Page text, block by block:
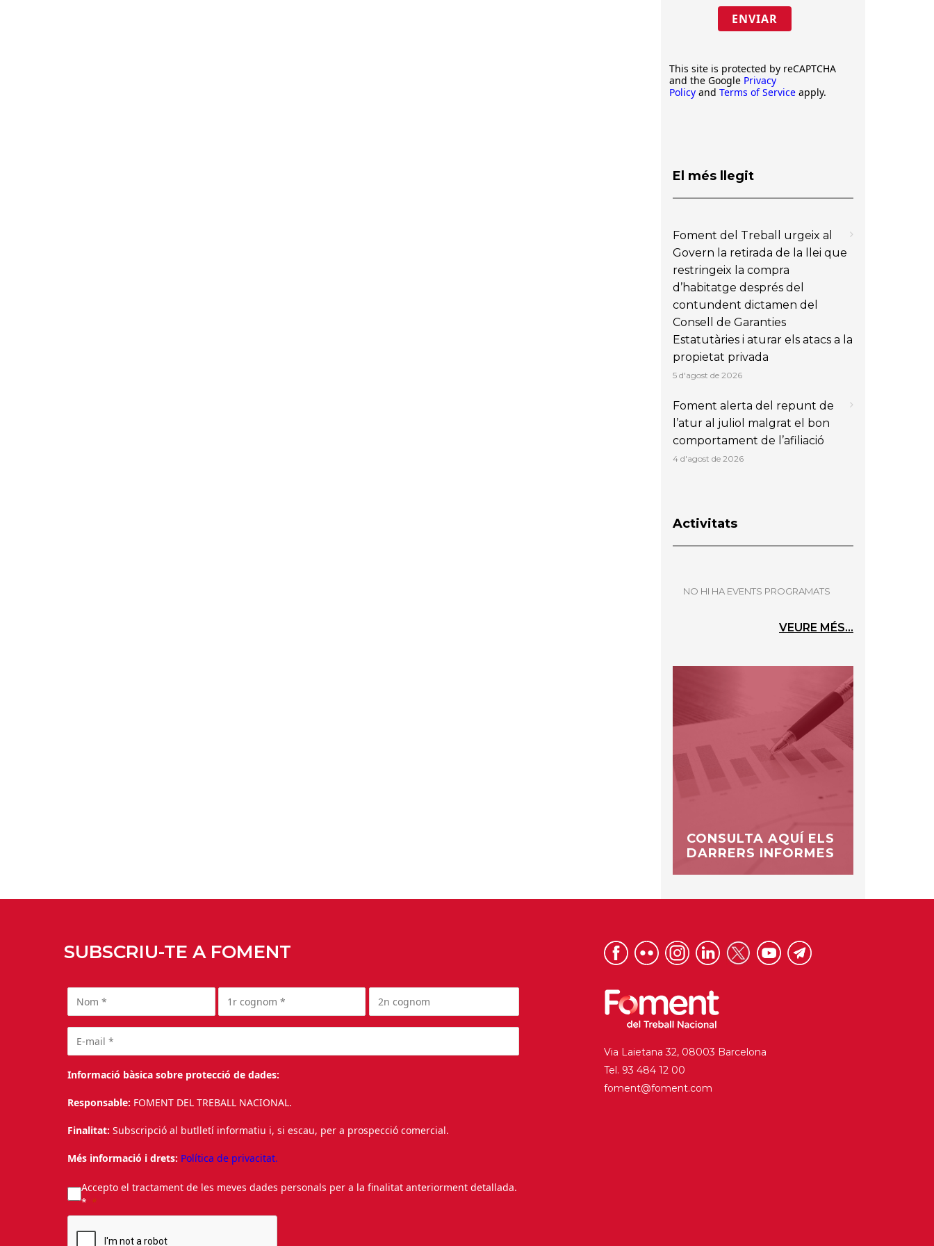
ENVIAR
This site is protected by reCAPTCHA
and the Google Privacy
Policy and Terms of Service apply.
El més llegit
Foment del Treball urgeix al
Govern la retirada de la llei que
restringeix la compra
d’habitatge després del
contundent dictamen del
Consell de Garanties
Estatutàries i aturar els atacs a la
propietat privada
5 d'agost de 2026
Foment alerta del repunt de
l’atur al juliol malgrat el bon
comportament de l’afiliació
4 d'agost de 2026
Activitats
NO HI HA EVENTS PROGRAMATS
VEURE MÉS...
CONSULTA AQUÍ ELS
DARRERS INFORMES
SUBSCRIU-TE A FOMENT
Informació bàsica sobre protecció de dades:
Responsable: FOMENT DEL TREBALL NACIONAL.
Finalitat: Subscripció al butlletí informatiu i, si escau, per a prospecció comercial.
Més informació i drets: Política de privacitat.
Accepto el tractament de les meves dades personals per a la finalitat anteriorment detallada.
*
Via Laietana 32, 08003 Barcelona
Tel. 93 484 12 00
foment@foment.com